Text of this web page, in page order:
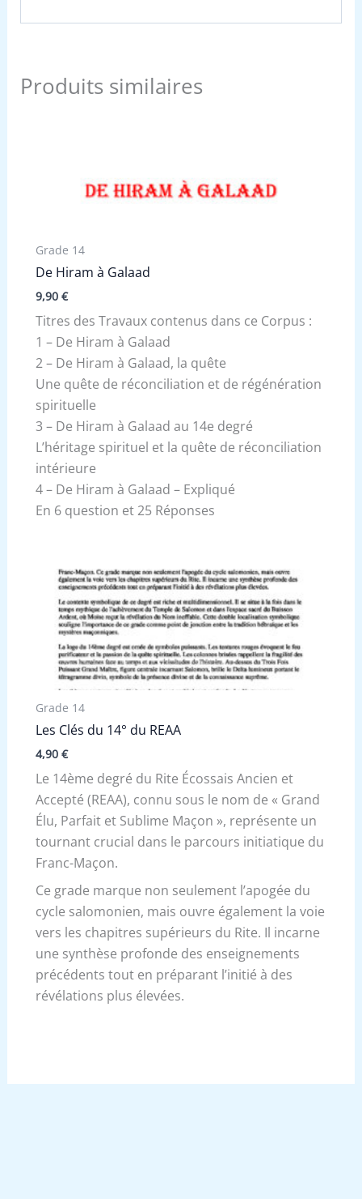
Produits similaires
Grade 14
De Hiram à Galaad
9,90 €
Titres des Travaux contenus dans ce Corpus :
1 – De Hiram à Galaad
2 – De Hiram à Galaad, la quête
Une quête de réconciliation et de régénération
spirituelle
3 – De Hiram à Galaad au 14e degré
L’héritage spirituel et la quête de réconciliation
intérieure
4 – De Hiram à Galaad – Expliqué
En 6 question et 25 Réponses
Grade 14
Les Clés du 14° du REAA
4,90 €
Le 14ème degré du Rite Écossais Ancien et
Accepté (REAA), connu sous le nom de « Grand
Élu, Parfait et Sublime Maçon », représente un
tournant crucial dans le parcours initiatique du
Franc-Maçon.
Ce grade marque non seulement l’apogée du
cycle salomonien, mais ouvre également la voie
vers les chapitres supérieurs du Rite. Il incarne
une synthèse profonde des enseignements
précédents tout en préparant l’initié à des
révélations plus élevées.